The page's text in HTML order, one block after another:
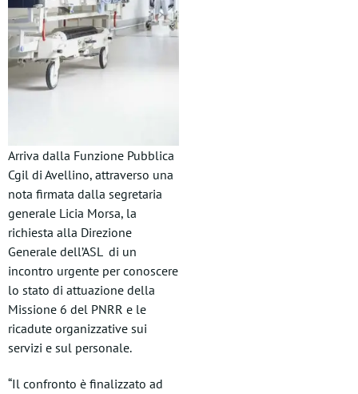
Arriva dalla Funzione Pubblica
Cgil di Avellino, attraverso una
nota firmata dalla segretaria
generale Licia Morsa, la
richiesta alla Direzione
Generale dell’ASL di un
incontro urgente per conoscere
lo stato di attuazione della
Missione 6 del PNRR e le
ricadute organizzative sui
servizi e sul personale.
“Il confronto è finalizzato ad